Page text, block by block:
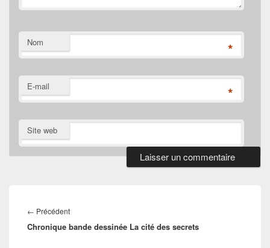
Nom *
E-mail *
Site web
de
l’article
← PrécédentArticle
précédent :
Chronique bande dessinée La cité des secrets